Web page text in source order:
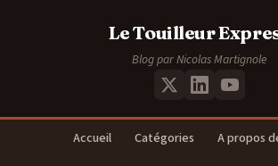
Le Touilleur
Blog par Nicolas Martignole
Accueil Catégories
A propos